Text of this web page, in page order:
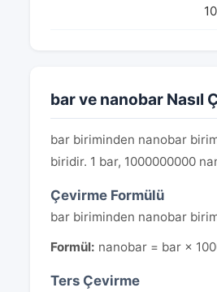
bar ve nanobar Nasıl
bar biriminden nanobar
biridir. 1 bar, 1000000000
Çevirme Formülü
bar biriminden nanobar
Formül: nanobar = bar ×
Ters Çevirme